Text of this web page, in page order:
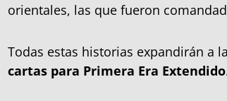
orientales, las que fueron
Todas estas historias expandirán a
cartas para Primera Era Extendido